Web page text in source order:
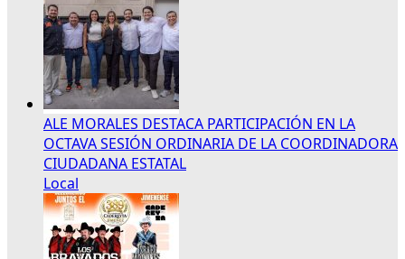
ALE MORALES DESTACA PARTICIPACIÓN EN LA
OCTAVA SESIÓN ORDINARIA DE LA COORDINADORA
CIUDADANA ESTATAL
Local